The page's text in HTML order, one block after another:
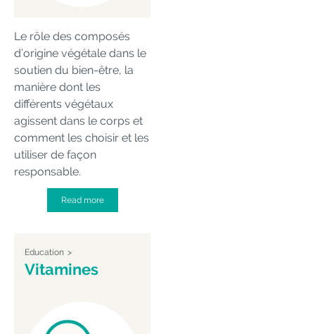
Le rôle des composés
d’origine végétale dans le
soutien du bien-être, la
manière dont les
différents végétaux
agissent dans le corps et
comment les choisir et les
utiliser de façon
responsable.
Read more
Education
Vitamines